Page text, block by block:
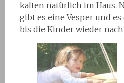
kalten natürlich im Haus.
gibt es eine Vesper und
bis die Kinder wieder nach